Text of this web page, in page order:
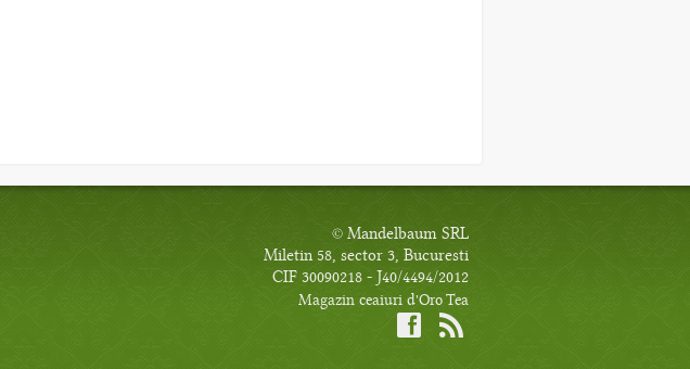
© Mandelbaum SRL
Miletin 58, sector 3, Bucuresti
CIF 30090218 - J40/4494/2012
Magazin ceaiuri d'Oro Tea